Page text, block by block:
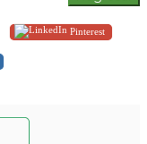
Pinterest